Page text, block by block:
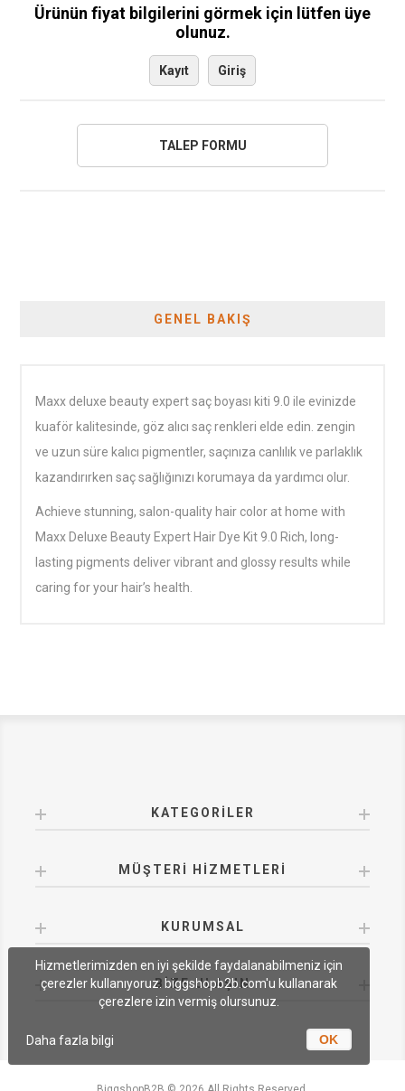
Ürünün fiyat bilgilerini görmek için lütfen üye
olunuz.
Kayıt Giriş
GENEL BAKIŞ
Maxx deluxe beauty expert saç boyası kiti 9.0 ile evinizde
kuaför kalitesinde, göz alıcı saç renkleri elde edin. zengin
ve uzun süre kalıcı pigmentler, saçınıza canlılık ve parlaklık
kazandırırken saç sağlığınızı korumaya da yardımcı olur.
Achieve stunning, salon-quality hair color at home with
Maxx Deluxe Beauty Expert Hair Dye Kit 9.0 Rich, long-
lasting pigments deliver vibrant and glossy results while
caring for your hair’s health.
KATEGORILER
MÜŞTERI HIZMETLERI
KURUMSAL
BIZE ULAŞIN
Hizmetlerimizden en iyi şekilde faydalanabilmeniz için
çerezler kullanıyoruz. biggshopb2b.com'u kullanarak
çerezlere izin vermiş olursunuz.
OK
Daha fazla bilgi